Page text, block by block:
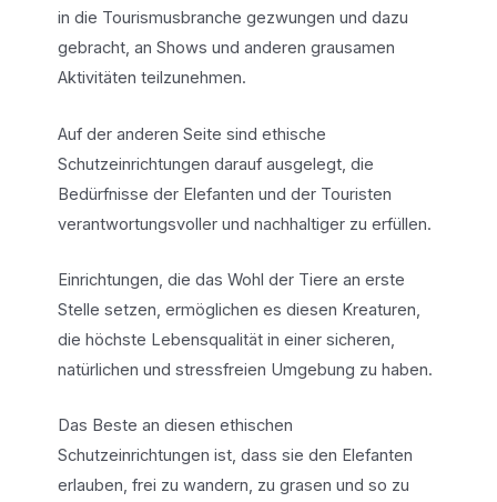
in die Tourismusbranche gezwungen und dazu
gebracht, an Shows und anderen grausamen
Aktivitäten teilzunehmen.
Auf der anderen Seite sind ethische
Schutzeinrichtungen darauf ausgelegt, die
Bedürfnisse der Elefanten und der Touristen
verantwortungsvoller und nachhaltiger zu erfüllen.
Einrichtungen, die das Wohl der Tiere an erste
Stelle setzen, ermöglichen es diesen Kreaturen,
die höchste Lebensqualität in einer sicheren,
natürlichen und stressfreien Umgebung zu haben.
Das Beste an diesen ethischen
Schutzeinrichtungen ist, dass sie den Elefanten
erlauben, frei zu wandern, zu grasen und so zu